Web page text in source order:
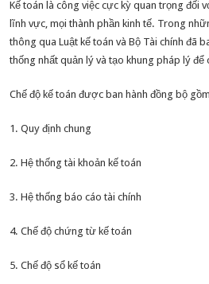
Kế toán là công việc cực kỳ quan trọng đối
lĩnh vực, mọi thành phần kinh tế. Trong
thông qua Luật kế toán và Bộ Tài chính đã
thống nhất quản lý và tạo khung pháp lý
Chế độ kế toán được ban hành đồng bộ
1. Quy định chung
2. Hệ thống tài khoản kế toán
3. Hệ thống báo cáo tài chính
4. Chế độ chứng từ kế toán
5. Chế độ sổ kế toán